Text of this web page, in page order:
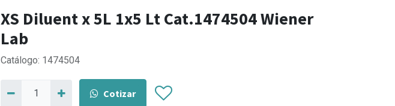
XS Diluent x 5L 1x5 Lt Cat.1474504 Wiener
Lab
Catálogo: 1474504
Cotizar